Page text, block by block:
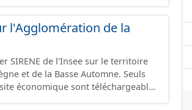
l'Agglomération de la
SIRENE de l'Insee sur le territoire
de la Basse Automne. Seuls
économique sont téléchargeables